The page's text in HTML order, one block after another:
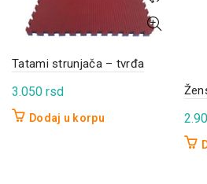
Tatami strunjača – tvrđa
3.050 rsd
Dodaj u korpu